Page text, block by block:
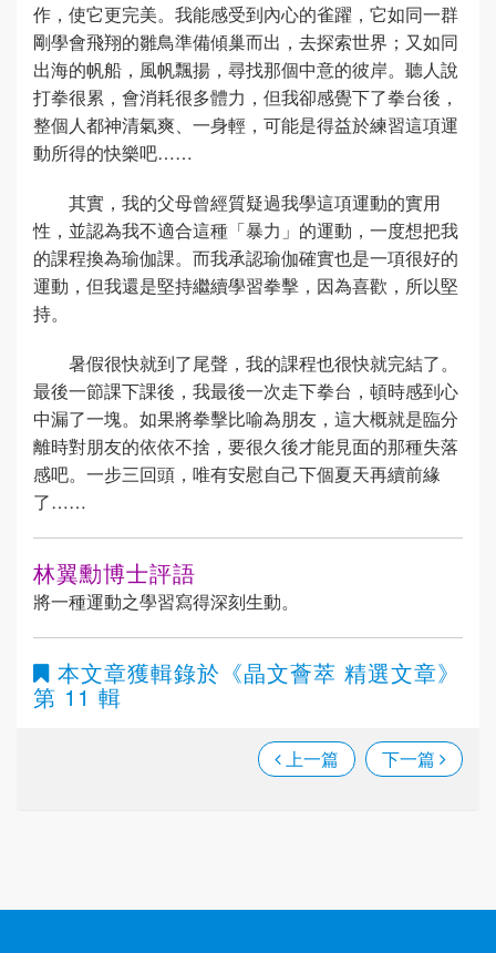
作，使它更完美。我能感受到內心的雀躍，它如同一群
剛學會飛翔的雛鳥準備傾巢而出，去探索世界；又如同
出海的帆船，風帆飄揚，尋找那個中意的彼岸。聽人說
打拳很累，會消耗很多體力，但我卻感覺下了拳台後，
整個人都神清氣爽、一身輕，可能是得益於練習這項運
動所得的快樂吧……
其實，我的父母曾經質疑過我學這項運動的實用
性，並認為我不適合這種「暴力」的運動，一度想把我
的課程換為瑜伽課。而我承認瑜伽確實也是一項很好的
運動，但我還是堅持繼續學習拳擊，因為喜歡，所以堅
持。
暑假很快就到了尾聲，我的課程也很快就完結了。
最後一節課下課後，我最後一次走下拳台，頓時感到心
中漏了一塊。如果將拳擊比喻為朋友，這大概就是臨分
離時對朋友的依依不捨，要很久後才能見面的那種失落
感吧。一步三回頭，唯有安慰自己下個夏天再續前緣
了……
林翼勳博士評語
將一種運動之學習寫得深刻生動。
本文章獲輯錄於 《晶文薈萃 精選文章》
第 11 輯
上一篇 下一篇